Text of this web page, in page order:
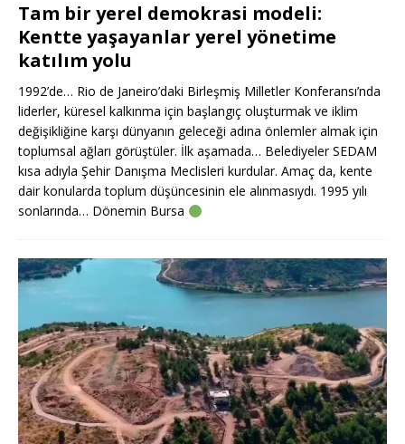
Tam bir yerel demokrasi modeli:
Kentte yaşayanlar yerel yönetime
katılım yolu
1992’de… Rio de Janeiro’daki Birleşmiş Milletler Konferansı’nda
liderler, küresel kalkınma için başlangıç oluşturmak ve iklim
değişikliğine karşı dünyanın geleceği adına önlemler almak için
toplumsal ağları görüştüler. İlk aşamada… Belediyeler SEDAM
kısa adıyla Şehir Danışma Meclisleri kurdular. Amaç da, kente
dair konularda toplum düşüncesinin ele alınmasıydı. 1995 yılı
sonlarında… Dönemin Bursa